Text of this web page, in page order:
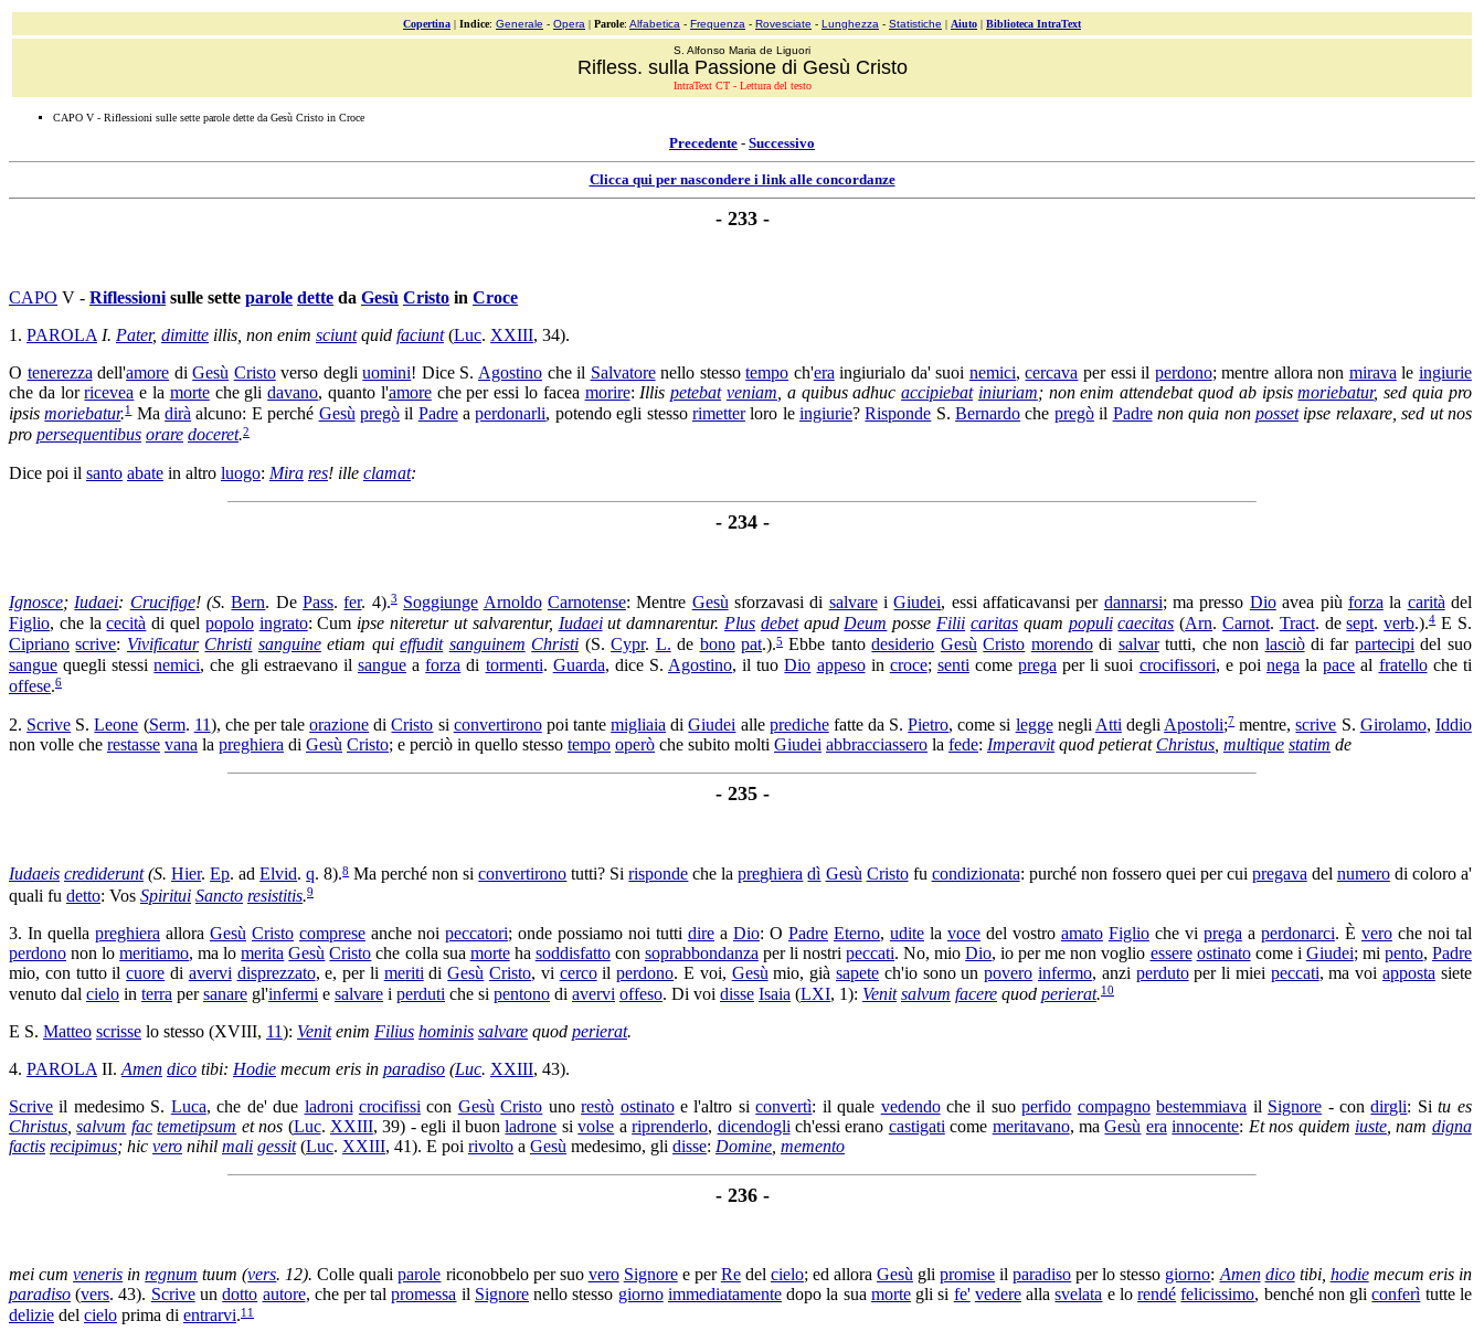
Copertina | Indice: Generale - Opera | Parole: Alfabetica - Frequenza - Rovesciate - Lunghezza - Statistiche | Aiuto | Biblioteca IntraText
S. Alfonso Maria de Liguori
Rifless. sulla Passione di Gesù Cristo
IntraText CT - Lettura del testo
CAPO V - Riflessioni sulle sette parole dette da Gesù Cristo in Croce
Precedente - Successivo
Clicca qui per nascondere i link alle concordanze
- 233 -
CAPO V - Riflessioni sulle sette parole dette da Gesù Cristo in Croce
1. PAROLA I. Pater, dimitte illis, non enim sciuntquid faciunt (Luc. XXIII, 34).
O tenerezza dell'amore diGesù Cristoverso degliuomini! Dice S. Agostinoche il Salvatorenello stessotempo ch'era ingiurialo da' suoi nemici,cercava per essi il perdono; mentre allora non mirava le ingiurie
che da lorricevea e la morteche glidavano, quanto l'amoreche per essi lo facea morire: Illispetebat veniam , a quibus adhucaccipiebat iniuriam; non enimattendebatquod ab ipsismoriebatur, sed quia pro
ipsismoriebatur.1 Madirà alcuno: E perché Gesù pregòil Padre aperdonarli, potendo egli stesso rimetterloro leingiurie?Risponde S.Bernardo che pregòil Padre non quia nonpossetipse relaxare, sed ut nos
pro persequentibus orare doceret.2
Dice poi il santo abate in altro luogo: Mira res! ille clamat:
- 234 -
Ignosce; Iudaei: Crucifige! (S.Bern. DePass.fer. 4).3 Soggiunge Arnoldo Carnotense: Mentre Gesù sforzavasi di salvareiGiudei, essiaffaticavansi per dannarsi; ma presso Dioavea più forza la carità del
Figlio, che lacecità di quel popolo ingrato: Cum ipsenitereturut salvarentur, Iudaeiutdamnarentur. Plus debetapud Deum posse Filii caritasquam populi caecitas (Arn. Carnot. Tract. desept.verb.).4E S.
Cipriano scrive: Vivificatur Christi sanguineetiam quieffudit sanguinem Christi (S.Cypr. L. de bono pat.).5 Ebbe tantodesiderio Gesù Cristo morendodi salvartutti, che non lasciòdi far partecipidel suo
sangue quegli stessinemici, che gli estraevanoil sangue aforza di tormenti. Guarda, dice S. Agostino, il tuoDio appesoin croce; senti comeprega per li suoi crocifissori, e poi nega la pace al fratelloche ti
offese.6
2. Scrive S.Leone (Serm. 11), che per taleorazione diCristo si convertironopoi tantemigliaia diGiudei alle predichefatte da S.Pietro, come si leggenegli Atti degli Apostoli;7mentre,scrive S. Girolamo, Iddio
non volle che restasse vana la preghiera di Gesù Cristo; e perciò in quello stesso tempo operò che subito molti Giudei abbracciassero la fede: Imperavitquod petierat Christus multique statim de
- 235 -
Iudaeis crediderunt(S.Hier.Ep. adElvid.q. 8).8Ma perché non siconvertirono tutti? Sirisponde che lapreghiera dì Gesù Cristofu condizionata: purché non fossero quei per cui pregavadel numerodi coloro a'
quali fu detto: Vos Spiritui Sancto resistitis.9
3. In quella preghiera allora Gesù Cristo compreseanche noi peccatori; onde possiamo noi tutti direa Dio: O Padre Eterno, uditela vocedel vostro amato Figlioche vi prega a perdonarci. È veroche noi tal
perdono non lomeritiamo, ma lomerita Gesù Cristo che colla sua morteha soddisfattocon soprabbondanza per li nostripeccati. No, mioDio, io per me non voglio essere ostinatocome i Giudei; mi pento, Padre
mio, con tutto ilcuore di avervi disprezzato, e, per li meriti diGesù Cristo, vi cercoilperdono. E voi, Gesù mio, già sapetech'io sono unpovero infermo, anzi perdutoper li miei peccati, ma voiapposta siete
venuto dal cielo in terra persanare gl'infermi e salvare i perduti che si pentono di avervi offeso. Di voi disse Isaia (LXI, 1): Venit salvum facere quod perierat.10
E S. Matteo scrisse lo stesso (XVIII, 11): Venitenim Filius hominis salvare quod perierat.
4. PAROLA II. Amen dico tibi: Hodie mecum eris in paradiso (Luc. XXIII, 43).
Scrive il medesimo S. Luca, che de' due ladroni crocifissi con Gesù Cristo unorestò ostinatoe l'altro siconvertì: il quale vedendoche il suoperfido compagno bestemmiava il Signore - condirgli: Situ es
Christus ,salvum fac temetipsum et nos (Luc. XXIII, 39) - egli il buonladrone sivolse ariprenderlo, dicendogli ch'essi erano castigati come meritavano, maGesù era innocente: Et nos quidem iuste , nam digna
factis recipimus; hic vero nihil mali gessit (Luc. XXIII, 41). E poi rivolto a Gesù medesimo, gli disse: Domine memento
- 236 -
mei cumveneris inregnum tuum (vers. 12).Colle qualiparole riconobbeloper suo vero Signoree perRedel cielo; ed alloraGesù glipromise ilparadiso per lo stesso giorno: Amen dicotibi, hodiemecum eris in
paradiso (vers. 43). Scriveundotto autore, che per talpromessa il Signorenello stesso giorno immediatamentedopo la sua mortegli si fe' vedereallasvelata e lorendé felicissimo, benché non gliconferì tutte le
delizie del cielo prima di entrarvi.11